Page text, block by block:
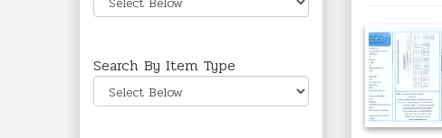
Search By Item Type